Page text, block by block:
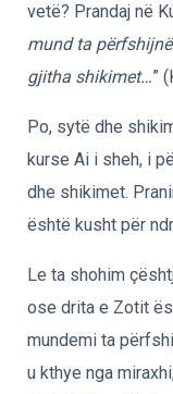
vetë? Prandaj në
mund ta
gjitha shikimet…”
Po, sytë dhe
kurse Ai i sheh, i
dhe shikimet.
është kusht për
Le ta shohim
ose drita e Zotit
mundemi ta
u kthye nga